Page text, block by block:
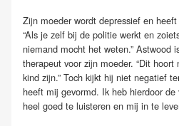
Zijn moeder wordt depressief en
“Als je zelf bij de politie werkt en
niemand mocht het weten.” Astwood
therapeut voor zijn moeder. “Dit
kind zijn.” Toch kijkt hij niet negatief
heeft mij gevormd. Ik heb hierdoor
heel goed te luisteren en mij in te